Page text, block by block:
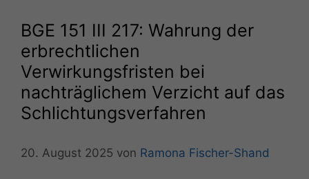
BGE 151 III 217: Wahrung der
erbrechtlichen
Verwirkungsfristen bei
nachträglichem Verzicht auf das
Schlichtungsverfahren
20. August 2025 von Ramona Fischer-Shand